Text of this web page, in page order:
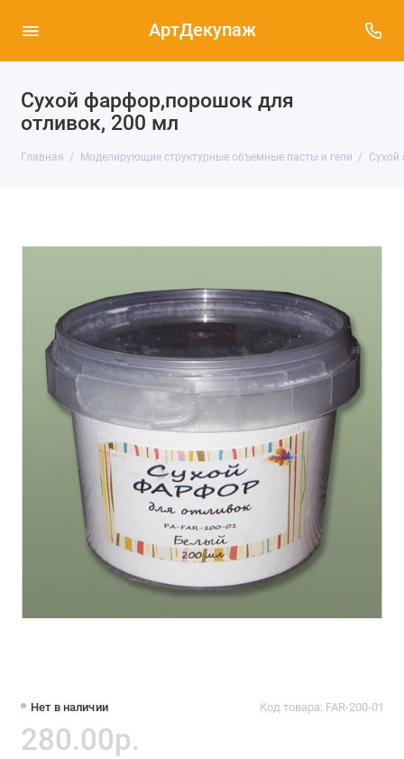
АртДекупаж
Сухой фарфор,порошок для
отливок, 200 мл
Главная Моделирующие структурные объемные пасты и гели Сухой
Нет в наличии Код товара: FAR-200-01
280.00р.